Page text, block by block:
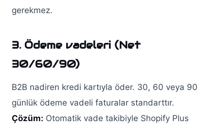
gerekmez.
3. Ödeme vadeleri (Net
30/60/90)
B2B nadiren kredi kartıyla öder. 30, 60 veya 90
günlük ödeme vadeli faturalar standarttır.
Çözüm: Otomatik vade takibiyle Shopify Plus